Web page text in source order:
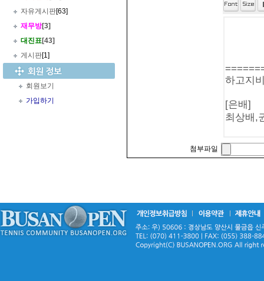
자유게시판[63]
재무방[3]
대진표[43]
게시판[1]
회원보기
가입하기
첨부파일